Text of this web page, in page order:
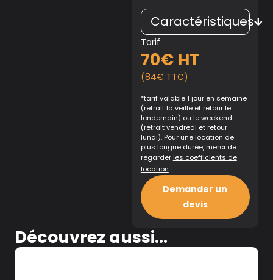
Caractéristiques
Tarif
70€ HT
(84€ TTC)
*tarif valable 1 jour en semaine
(retrait la veille et retour le
lendemain) ou le weekend
(retrait vendredi et retour
lundi). Pour une location de
plus longue durée, merci de
regarder les coefficients de
location
Demander un
devis
Découvrez aussi...